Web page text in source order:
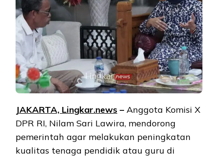
JAKARTA, Lingkar.news – Anggota Komisi X
DPR RI, Nilam Sari Lawira, mendorong
pemerintah agar melakukan peningkatan
kualitas tenaga pendidik atau guru di